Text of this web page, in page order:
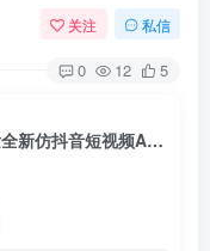
关注 私信
0 12 5
慕课网-SpringBoot+Uniapp实战开发全新仿抖音短视频App[14章完结]